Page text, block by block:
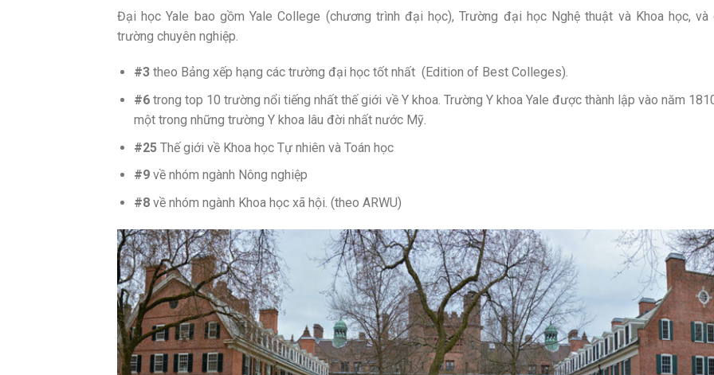
Đại học Yale bao gồm Yale College (chương trình đại học), Trường đại học Nghệ thuật và Khoa học, và
trường chuyên nghiệp.
#3theo Bảng xếp hạng các trường đại học tốt nhất (Edition of Best Colleges).
#6trong top 10 trường nổi tiếng nhất thế giới về Y khoa. Trường Y khoa Yale được thành lập vào năm
một trong những trường Y khoa lâu đời nhất nước Mỹ.
#25Thế giới về Khoa học Tự nhiên và Toán học
#9về nhóm ngành Nông nghiệp
#8về nhóm ngành Khoa học xã hội. (theo ARWU)